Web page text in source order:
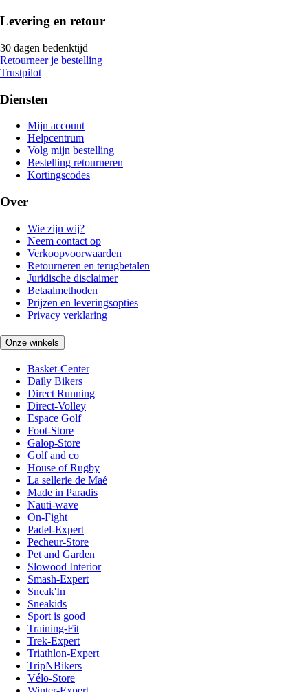
Levering en retour
30 dagen bedenktijd
Retourneer je bestelling
Trustpilot
Diensten
Mijn account
Helpcentrum
Volg mijn bestelling
Bestelling retourneren
Kortingscodes
Over
Wie zijn wij?
Neem contact op
Verkoopvoorwaarden
Retourneren en terugbetalen
Juridische disclaimer
Betaalmethoden
Prijzen en leveringsopties
Privacy verklaring
Onze winkels
Basket-Center
Daily Bikers
Direct Running
Direct-Volley
Espace Golf
Foot-Store
Galop-Store
Golf and co
House of Rugby
La sellerie de Maé
Made in Paradis
Nauti-wave
On-Fight
Padel-Expert
Pecheur-Store
Pet and Garden
Slowood Interior
Smash-Expert
Sneak'In
Sneakids
Sport is good
Training-Fit
Trek-Expert
Triathlon-Expert
TripNBikers
Vélo-Store